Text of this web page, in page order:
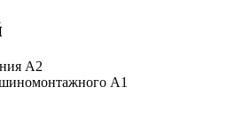
А2
А1